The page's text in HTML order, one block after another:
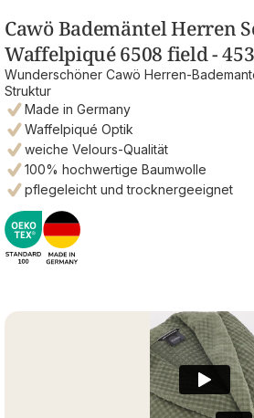
Cawö Bademäntel Herren
Waffelpiqué 6508 field -
Wunderschöner Cawö Herren-
Struktur
Made in Germany
Waffelpiqué Optik
weiche Velours-Qualität
100% hochwertige Baumwolle
pflegeleicht und trocknergeeignet